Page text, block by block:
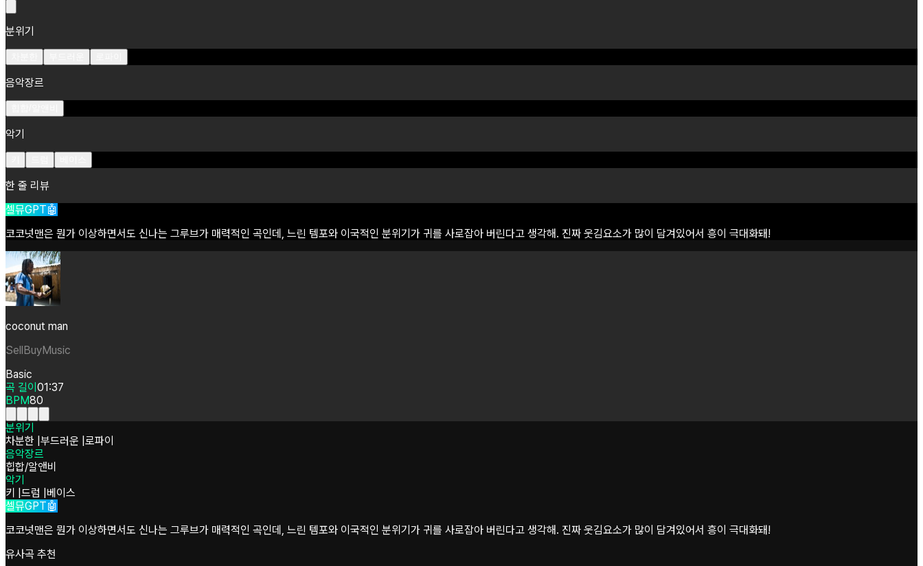
분위기
음악장르
악기
한 줄 리뷰
셀뮤GPT🤖
코코넛맨은 뭔가 이상하면서도 신나는 그루브가 매력적인 곡인데, 느린 템포와 이국적인 분위기가 귀를 사로잡아 버린다고 생각해. 진짜 웃김요소가 많이 담겨있어서 흥이 극대화돼!
coconut man
SellBuyMusic
Basic
곡 길이 01:37
BPM80
분위기
차분한 부드러운 로파이
음악장르
힙합/알앤비
악기
키 드럼
베이스
셀뮤GPT🤖
코코넛맨은 뭔가 이상하면서도 신나는 그루브가 매력적인 곡인데, 느린 템포와 이국적인 분위기가 귀를 사로잡아 버린다고 생각해. 진짜 웃김요소가 많이 담겨있어서 흥이 극대화돼!
유사곡 추천